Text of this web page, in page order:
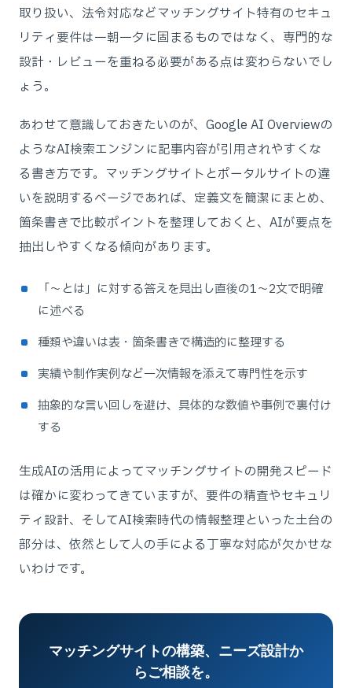
取り扱い、法令対応などマッチングサイト特有のセキュ
リティ要件は一朝一夕に固まるものではなく、専門的な
設計・レビューを重ねる必要がある点は変わらないでし
ょう。
あわせて意識しておきたいのが、Google AI Overviewの
ようなAI検索エンジンに記事内容が引用されやすくな
る書き方です。マッチングサイトとポータルサイトの違
いを説明するページであれば、定義文を簡潔にまとめ、
箇条書きで比較ポイントを整理しておくと、AIが要点を
抽出しやすくなる傾向があります。
「〜とは」に対する答えを見出し直後の1〜2文で明確
に述べる
種類や違いは表・箇条書きで構造的に整理する
実績や制作実例など一次情報を添えて専門性を示す
抽象的な言い回しを避け、具体的な数値や事例で裏付け
する
生成AIの活用によってマッチングサイトの開発スピード
は確かに変わってきていますが、要件の精査やセキュリ
ティ設計、そしてAI検索時代の情報整理といった土台の
部分は、依然として人の手による丁寧な対応が欠かせな
いわけです。
マッチングサイトの構築、ニーズ設計か
らご相談を。